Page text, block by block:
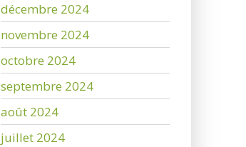
décembre 2024
novembre 2024
octobre 2024
septembre 2024
août 2024
juillet 2024